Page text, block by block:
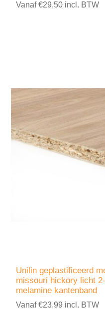
Vanaf €29,50 incl. BTW
Unilin geplastificeerd
missouri hickory licht
melamine kantenband
Vanaf €23,99 incl. BTW